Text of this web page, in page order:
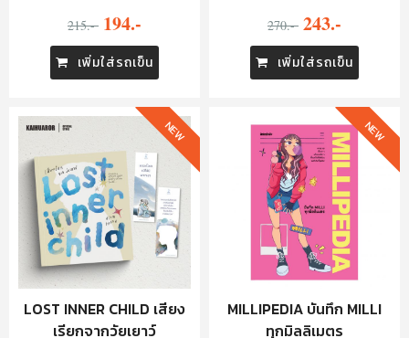
215.- 194.-
เพิ่มใส่รถเข็น
270.- 243.-
เพิ่มใส่รถเข็น
LOST INNER CHILD เสียง
เรียกจากวัยเยาว์
NEW
MILLIPEDIA บันทึก MILLI
ทุกมิลลิเมตร
NEW